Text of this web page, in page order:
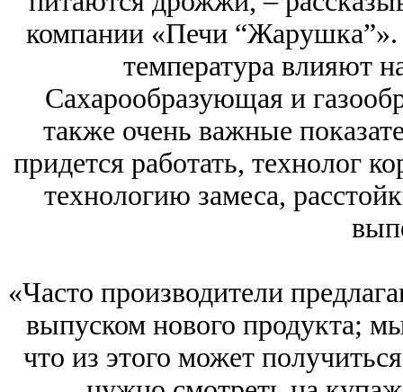
компании «Печи
температура влияют
Сахарообразующая и
также очень важные
придется работать, технолог
технологию замеса,
«Часто производители
выпуском нового продукта;
что из этого может